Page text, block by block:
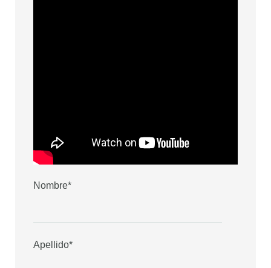
Nombre*
Apellido*